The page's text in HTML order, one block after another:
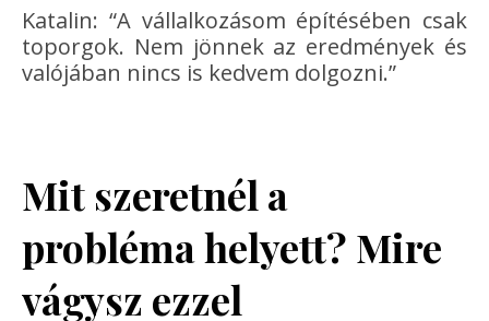
Katalin: “A vállalkozásom építésében csak
toporgok. Nem jönnek az eredmények és
valójában nincs is kedvem dolgozni.”
Mit szeretnél a
probléma helyett? Mire
vágysz ezzel